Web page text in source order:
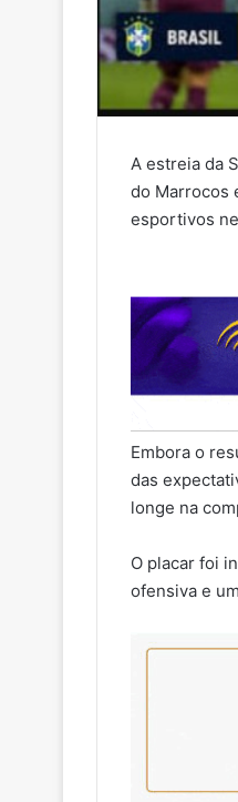
A estreia da
do Marrocos
esportivos
Embora o
das
longe na
O placar foi
ofensiva e